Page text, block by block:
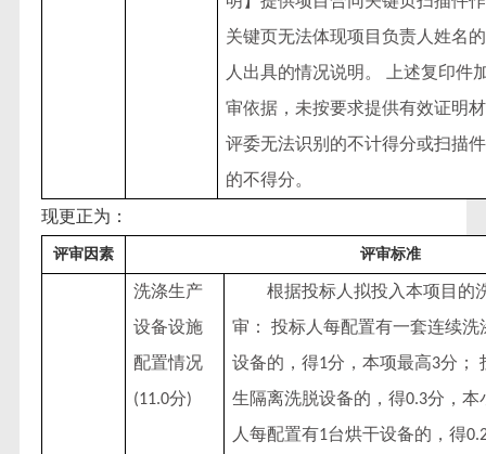
关键页无法体现项目负责人姓名
人出具的情况说明。 上述复印件
审依据，未按要求提供有效证明
评委无法识别的不计得分或扫描
的不得分。
现更正为：
评审因素 评审标准
洗涤生产
设备设施
配置情况
(11.0分)
根据投标人拟投入本项目的
审：
投标人每配置有一套连续洗
设备的，得1分，本项最高3分；
生隔离洗脱设备的，得0.3分，本
人每配置有1台烘干设备的，得